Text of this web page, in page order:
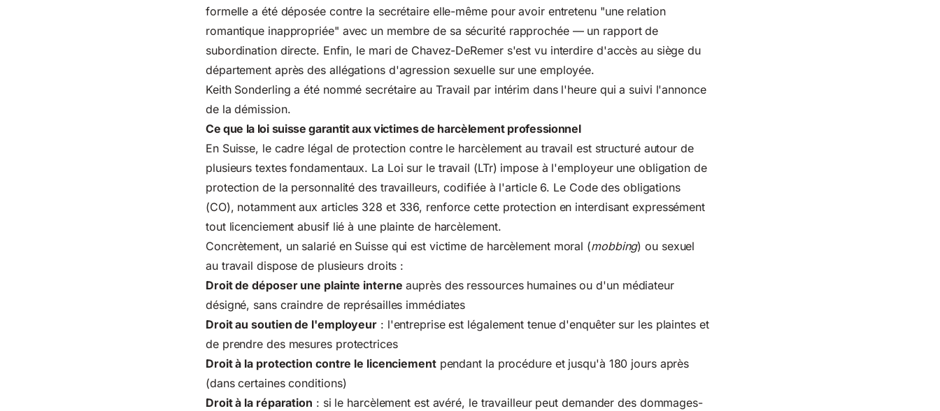
formelle a été déposée contre la secrétaire elle-même pour avoir entretenu "une relation
romantique inappropriée" avec un membre de sa sécurité rapprochée — un rapport de
subordination directe. Enfin, le mari de Chavez-DeRemer s'est vu interdire d'accès au siège du
département après des allégations d'agression sexuelle sur une employée.
Keith Sonderling a été nommé secrétaire au Travail par intérim dans l'heure qui a suivi l'annonce
de la démission.
Ce que la loi suisse garantit aux victimes de harcèlement professionnel
En Suisse, le cadre légal de protection contre le harcèlement au travail est structuré autour de
plusieurs textes fondamentaux. La Loi sur le travail (LTr) impose à l'employeur une obligation de
protection de la personnalité des travailleurs, codifiée à l'article 6. Le Code des obligations
(CO), notamment aux articles 328 et 336, renforce cette protection en interdisant expressément
tout licenciement abusif lié à une plainte de harcèlement.
Concrètement, un salarié en Suisse qui est victime de harcèlement moral (mobbing) ou sexuel
au travail dispose de plusieurs droits :
Droit de déposer une plainte interne auprès des ressources humaines ou d'un médiateur
désigné, sans craindre de représailles immédiates
Droit au soutien de l'employeur : l'entreprise est légalement tenue d'enquêter sur les plaintes et
de prendre des mesures protectrices
Droit à la protection contre le licenciementpendant la procédure et jusqu'à 180 jours après
(dans certaines conditions)
Droit à la réparation : si le harcèlement est avéré, le travailleur peut demander des dommages-